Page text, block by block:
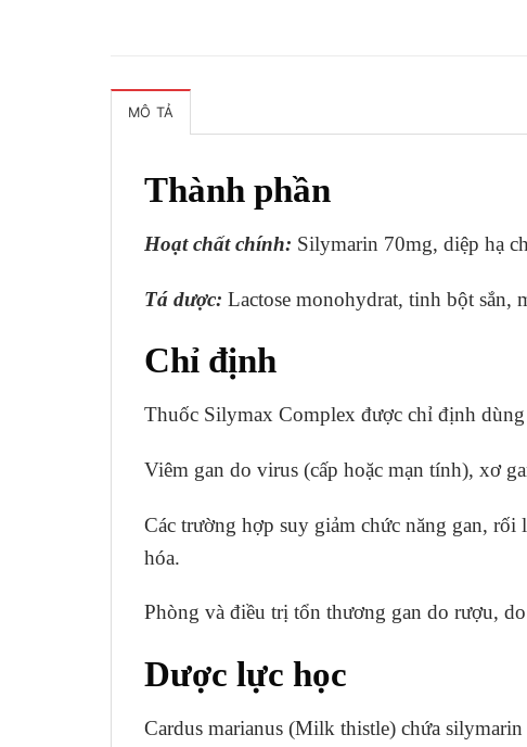
MÔ TẢ
Thành phần
Hoạt chất chính: Silymarin 70mg, diệp hạ
Tá dược: Lactose monohydrat, tinh bột sắn,
Chỉ định
Thuốc Silymax Complex được chỉ định
Viêm gan do virus (cấp hoặc mạn tính), xơ
Các trường hợp suy giảm chức năng gan,
hóa.
Phòng và điều trị tổn thương gan do rượu,
Dược lực học
Cardus marianus (Milk thistle) chứa